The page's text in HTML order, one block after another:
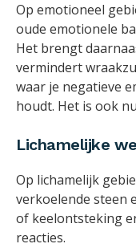
Op emotioneel
oude emotionele
Het brengt
vermindert
waar je negatieve
houdt. Het is ook
Lichamelijke
Op lichamelijk
verkoelende steen
of keelontsteking
reacties.